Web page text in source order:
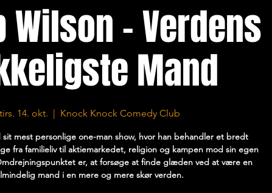
Wilson - Verdens
Mand
tirs. 14. okt.
  |
Knock Knock Comedy Club
mest personlige one-man show, hvor han behandler et bredt
fra familieliv til aktiemarkedet, religion og kampen mod sin egen
er, at forsøge at finde glæden ved at være en
mand i en mere og mere skør verden.